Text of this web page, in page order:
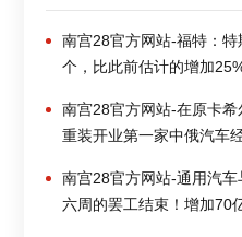
南宫28官方网站-福特：
个，比此前估计的增加
南宫28官方网站-在原卡
重装开业第一家中俄汽车
南宫28官方网站-通用汽
六周的罢工结束！增加70